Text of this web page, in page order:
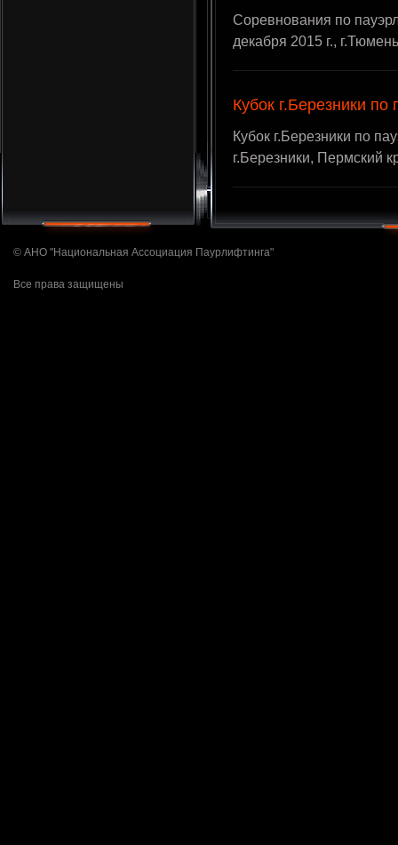
Соревнования по
декабря 2015 г.,
Кубок г.Березники по
Кубок г.Березники по
г.Березники, Пермский
© АНО "Национальная Ассоциация Паурлифтинга"
Все права защищены